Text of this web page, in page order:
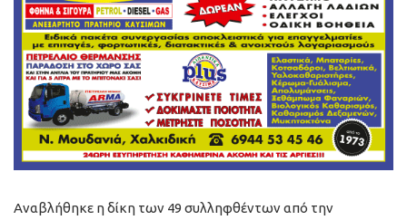
Αναβλήθηκε η δίκη των 49 συλληφθέντων από την